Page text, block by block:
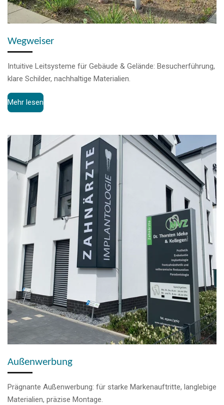
Wegweiser
Intuitive Leitsysteme für Gebäude & Gelände: Besucherführung,
klare Schilder, nachhaltige Materialien.
Mehr lesen
Außenwerbung
Prägnante Außenwerbung: für starke Markenauftritte, langlebige
Materialien, präzise Montage.